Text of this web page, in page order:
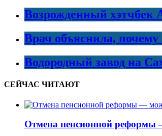
Возрожденный хэтчбек
Врач объяснила,
Водородный завод на
СЕЙЧАС ЧИТАЮТ
Отмена пенсионной